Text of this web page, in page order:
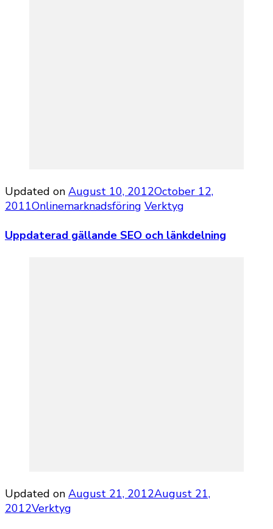
Updated on August 10, 2012October 12,
2011Onlinemarknadsföring Verktyg
Uppdaterad gällande SEO och länkdelning
Updated on August 21, 2012August 21,
2012Verktyg